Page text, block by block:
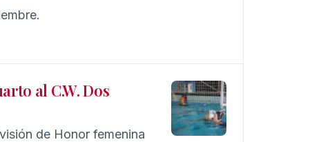
al C.W. Dos
de Honor femenina